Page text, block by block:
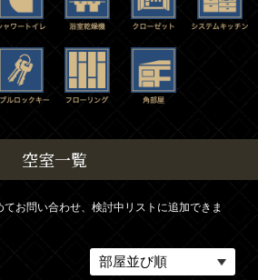
空室一覧
お問い合わせ、検討中リストに追加できま